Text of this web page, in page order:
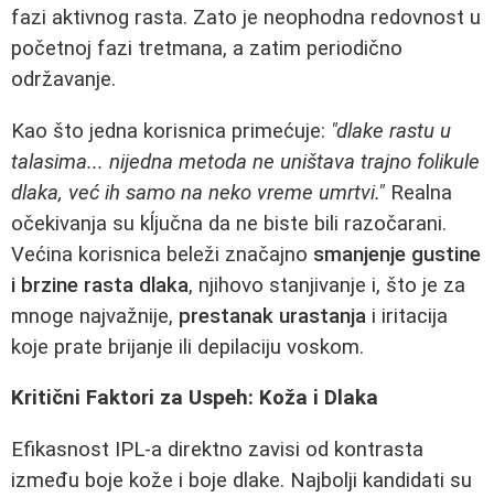
fazi aktivnog rasta. Zato je neophodna redovnost u
početnoj fazi tretmana, a zatim periodično
održavanje.
Kao što jedna korisnica primećuje: "dlake rastu u
talasima... nijedna metoda ne uništava trajno folikule
dlaka, već ih samo na neko vreme umrtvi." Realna
očekivanja su kĺjučna da ne biste bili razočarani.
Većina korisnica beleži značajno smanjenje gustine
i brzine rasta dlaka, njihovo stanjivanje i, što je za
mnoge najvažnije, prestanak urastanja i iritacija
koje prate brijanje ili depilaciju voskom.
Kritični Faktori za Uspeh: Koža i Dlaka
Efikasnost IPL-a direktno zavisi od kontrasta
između boje kože i boje dlake. Najbolji kandidati su